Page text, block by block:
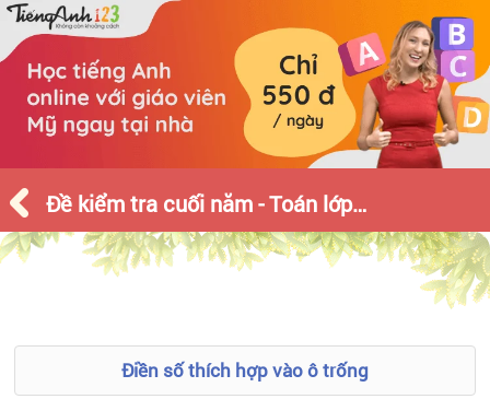
Đề kiểm tra cuối năm - Toán lớp 9 - Số 1
Điền số thích hợp vào ô trống